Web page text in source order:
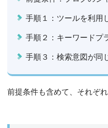
手順１：ツールを利用
手順２：キーワードプ
手順３：検索意図が同
前提条件も含めて、それぞ